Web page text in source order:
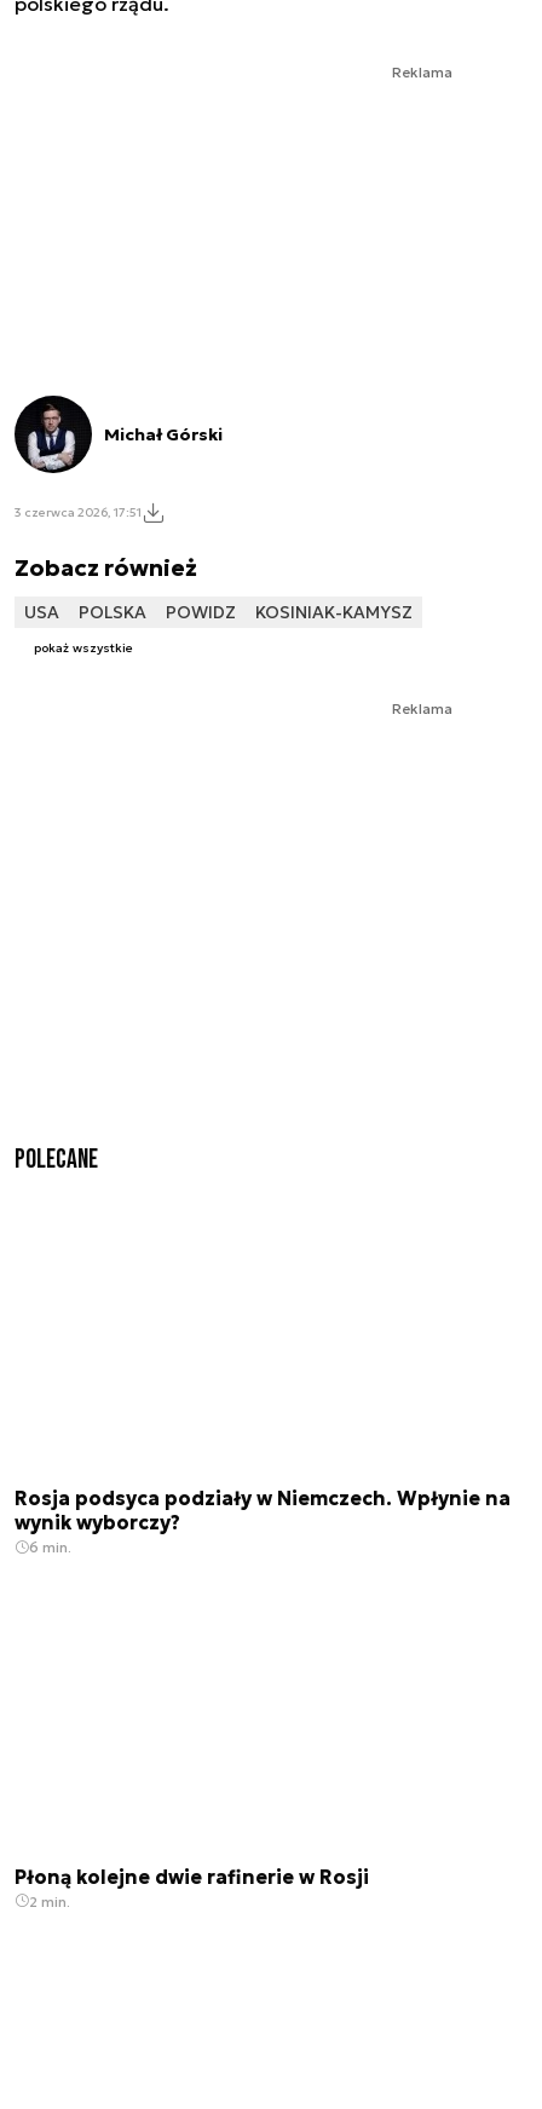
Reklama
Michał Górski
3 czerwca 2026, 17:51
Zobacz również
USA POLSKA POWIDZ KOSINIAK-KAMYSZ
pokaż wszystkie
Reklama
Polecane
Rosja podsyca podziały w Niemczech. Wpłynie na
wynik wyborczy?
6 min.
Płoną kolejne dwie rafinerie w Rosji
2 min.